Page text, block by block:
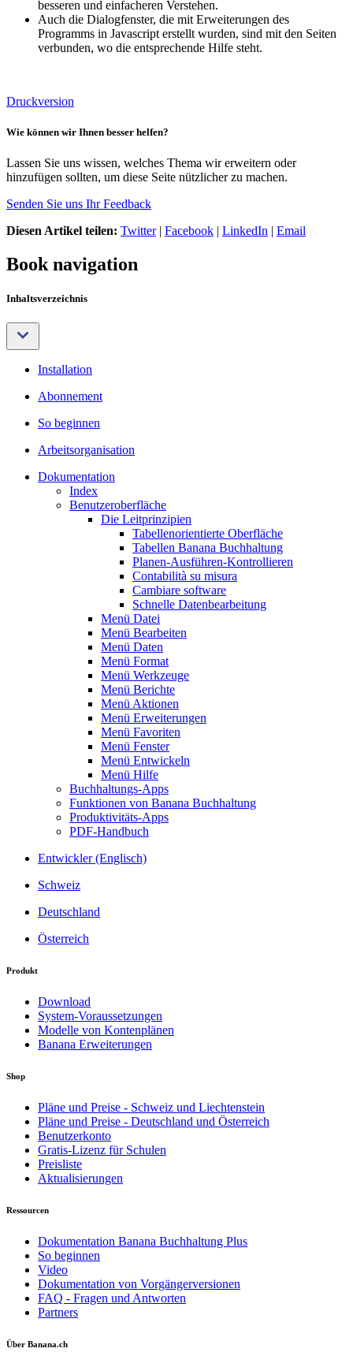
besseren und einfacheren Verstehen.
Auch die Dialogfenster, die mit Erweiterungen des
Programms in Javascript erstellt wurden, sind mit den Seiten
verbunden, wo die entsprechende Hilfe steht.
Druckversion
Wie können wir Ihnen besser helfen?
Lassen Sie uns wissen, welches Thema wir erweitern oder
hinzufügen sollten, um diese Seite nützlicher zu machen.
Senden Sie uns Ihr Feedback
Diesen Artikel teilen: Twitter| Facebook | LinkedIn | Email
Book navigation
Inhaltsverzeichnis
Installation
Abonnement
So beginnen
Arbeitsorganisation
Dokumentation
Index
Benutzeroberfläche
Die Leitprinzipien
Tabellenorientierte Oberfläche
Tabellen Banana Buchhaltung
Planen-Ausführen-Kontrollieren
Contabilità su misura
Cambiare software
Schnelle Datenbearbeitung
Menü Datei
Menü Bearbeiten
Menü Daten
Menü Format
Menü Werkzeuge
Menü Berichte
Menü Aktionen
Menü Erweiterungen
Menü Favoriten
Menü Fenster
Menü Entwickeln
Menü Hilfe
Buchhaltungs-Apps
Funktionen von Banana Buchhaltung
Produktivitäts-Apps
PDF-Handbuch
Entwickler (Englisch)
Schweiz
Deutschland
Österreich
Produkt
Download
System-Voraussetzungen
Modelle von Kontenplänen
Banana Erweiterungen
Shop
Pläne und Preise - Schweiz und Liechtenstein
Pläne und Preise - Deutschland und Österreich
Benutzerkonto
Gratis-Lizenz für Schulen
Preisliste
Aktualisierungen
Ressourcen
Dokumentation Banana Buchhaltung Plus
So beginnen
Video
Dokumentation von Vorgängerversionen
FAQ - Fragen und Antworten
Partners
Über Banana.ch